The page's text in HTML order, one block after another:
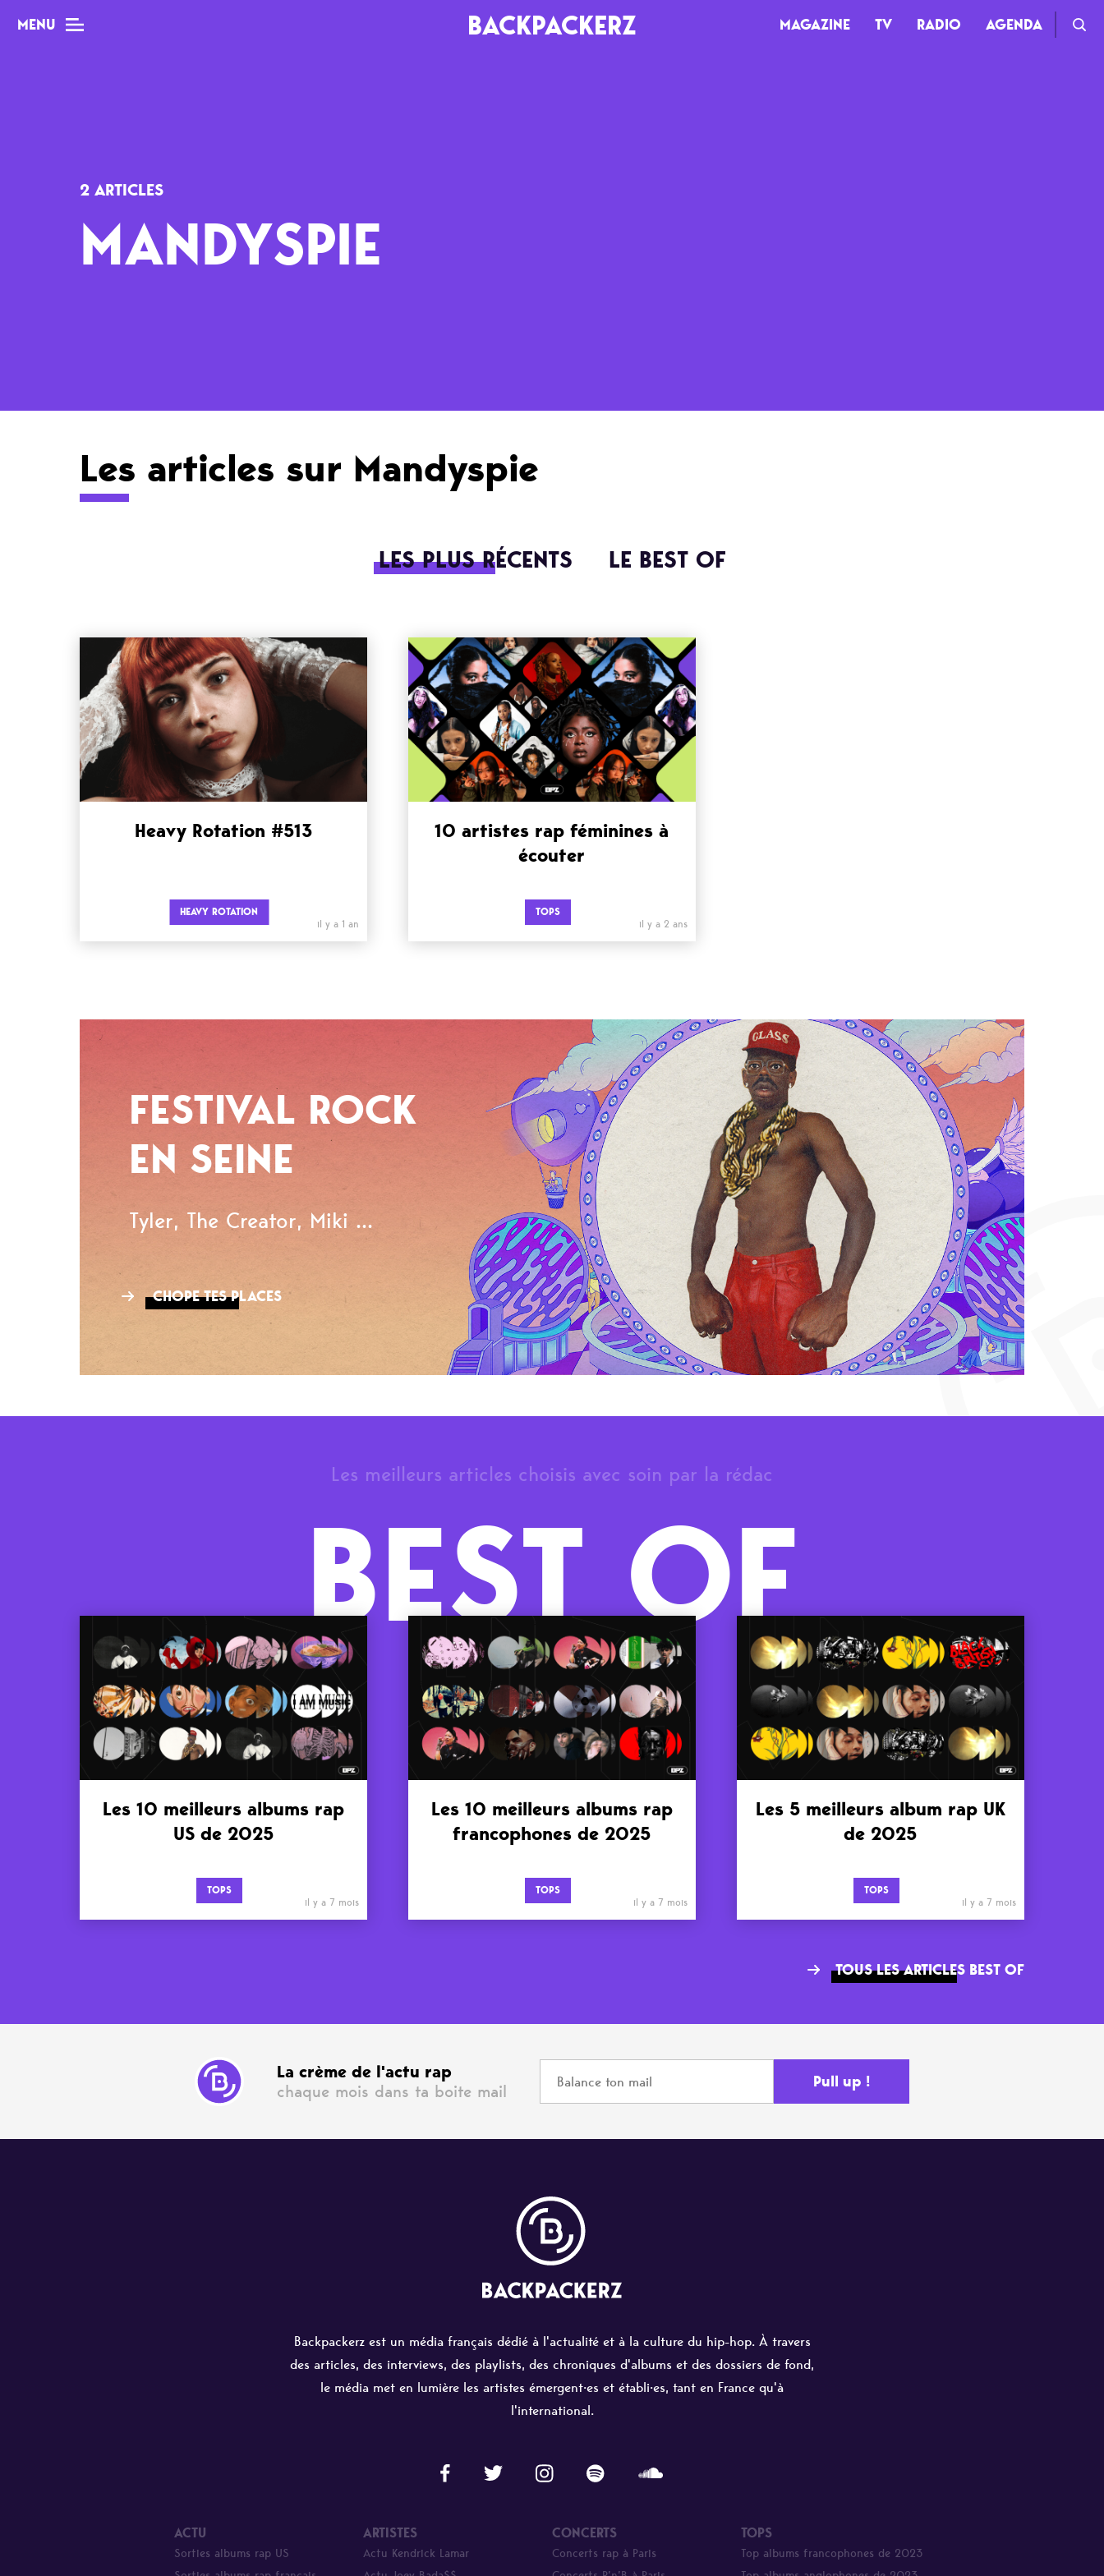
MENU BACKPACKERZ MAGAZINE TV RADIO AGENDA
Tops
Interviews
Chroniques
2 ARTICLES
MANDYSPIE
Les articles sur Mandyspie
LES PLUS RÉCENTS LE BEST OF
Heavy Rotation #513
HEAVY ROTATION
il y a 1 an
10 artistes rap féminines à
écouter
TOPS
il y a 2 ans
FESTIVAL ROCK
EN SEINE
Tyler, The Creator, Miki ...
CHOPE TES PLACES
Les meilleurs articles choisis avec soin par la rédac
BEST OF
Les 10 meilleurs albums rap
US de 2025
TOPS
il y a 7 mois
Les 10 meilleurs albums rap
francophones de 2025
TOPS
il y a 7 mois
Les 5 meilleurs album rap UK
de 2025
TOPS
il y a 7 mois
TOUS LES ARTICLES BEST OF
La crème de l'actu rap
chaque mois dans ta boite mail
Backpackerz est un média français dédié à l'actualité et à la culture du hip-hop. À travers
des articles, des interviews, des playlists, des chroniques d'albums et des dossiers de fond,
le média met en lumière les artistes émergent·es et établi·es, tant en France qu'à
l'international.
ACTU
Sorties albums rap US
ARTISTES
Actu Kendrick Lamar
CONCERTS
Concerts rap à Paris
TOPS
Top albums francophones de 2023